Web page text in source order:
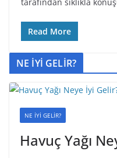
Read More
NE İYİ GELİR?
NE İYİ GELİR?
Havuç Yağı